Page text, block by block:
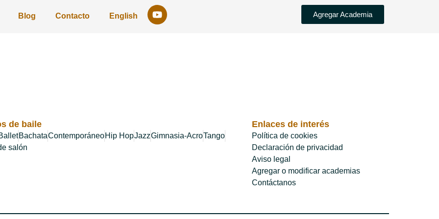
Blog Contacto English Agregar Academia
de baile
BachataContemporáneoHip HopJazzGimnasia-AcroTango
salón
Enlaces de interés
Política de cookies
Declaración de privacidad
Aviso legal
Agregar o modificar academias
Contáctanos